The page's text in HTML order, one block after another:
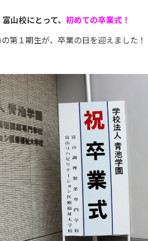
山校にとって、 初めての卒業式！
第１期生が、卒業の日を迎えました！